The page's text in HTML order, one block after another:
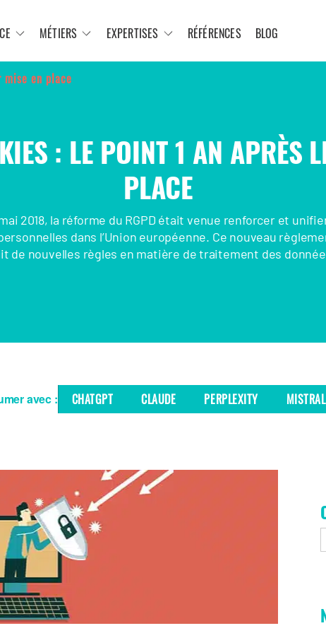
MÉTIERS EXPERTISES RÉFÉRENCES BLOG
mise en place
: LE POINT 1 AN APRÈS
PLACE
2018, la réforme du RGPD était venue renforcer et
dans l’Union européenne. Ce nouveau
de nouvelles règles en matière de traitement des
avec : CHATGPT CLAUDE PERPLEXITY MISTRAL